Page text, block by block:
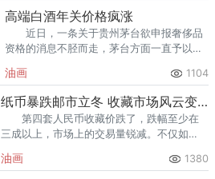
回收渠道里，能精准识别版别溢
高端白酒年关价格疯涨
近日，一条关于贵州茅台欲申报奢侈品
资格的消息不胫而走，茅台方面一直予以否
油画 1104
纸币暴跌邮市立冬 收藏市场风云变幻
第四套人民币收藏价跌了，跌幅至少在
三成以上，市场上的交易量锐减。不仅如
油画 1380